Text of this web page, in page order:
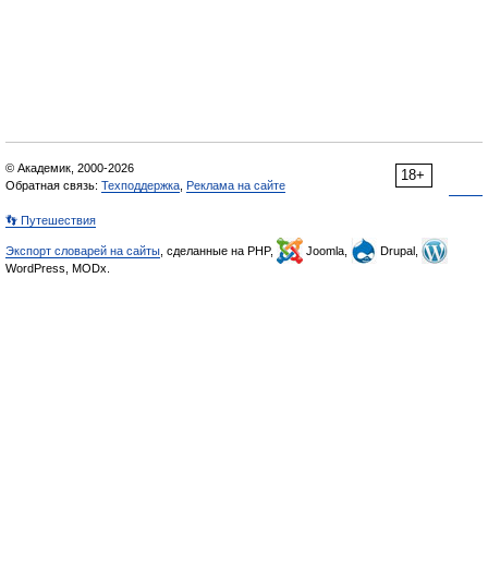
18+
© Академик, 2000-2026
Обратная связь: Техподдержка Реклама на сайте
👣 Путешествия
Экспорт словарей на сайты , сделанные на PHP, Joomla,
Drupal,
WordPress, MODx.